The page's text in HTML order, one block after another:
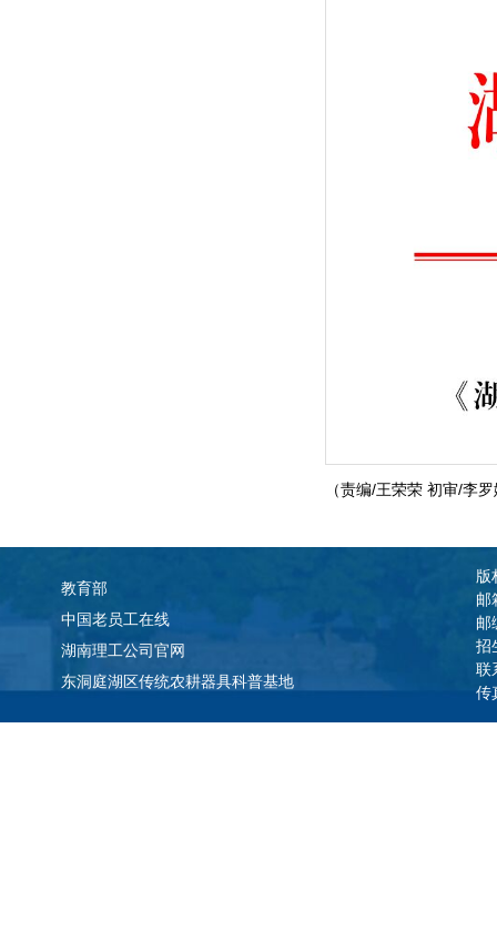
（责编/王荣荣 初审/李
教育部
中国老员工在线
湖南理工公司官网
东洞庭湖区传统农耕器具科普基地
版
邮
邮
招
联
传